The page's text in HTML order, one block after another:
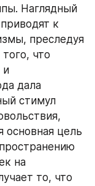
Наглядный
к
преследуя
что
и
дала
стимул
основная цель
на
то, что